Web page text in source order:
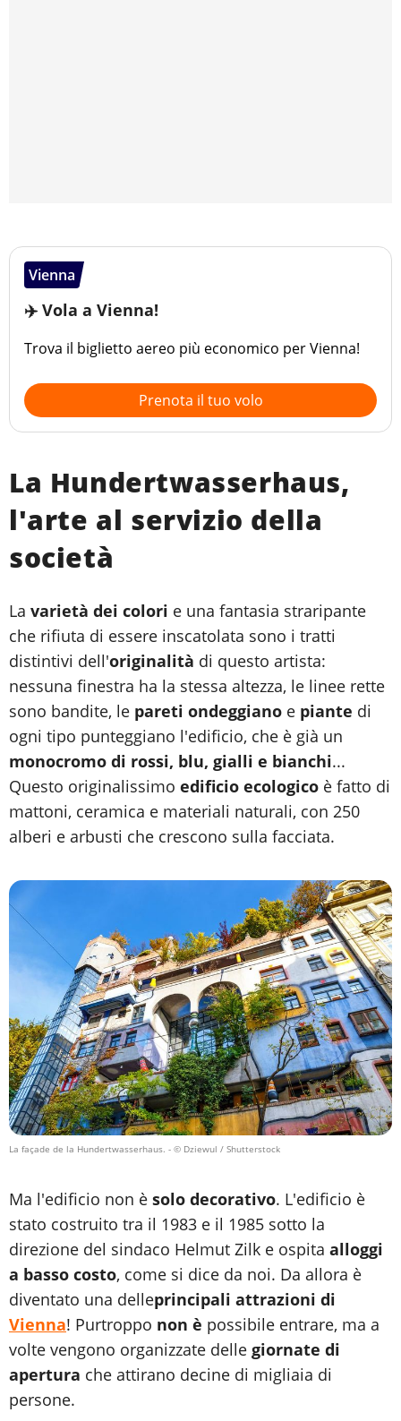
Vienna
✈️ Vola a Vienna!
Trova il biglietto aereo più economico per Vienna!
Prenota il tuo volo
La Hundertwasserhaus,
l'arte al servizio della
società
La varietà dei colori e una fantasia straripante
che rifiuta di essere inscatolata sono i tratti
distintivi dell'originalità di questo artista:
nessuna finestra ha la stessa altezza, le linee rette
sono bandite, le pareti ondeggiano e piante di
ogni tipo punteggiano l'edificio, che è già un
monocromo di rossi, blu, gialli e bianchi...
Questo originalissimo edificio ecologico è fatto di
mattoni, ceramica e materiali naturali, con 250
alberi e arbusti che crescono sulla facciata.
La façade de la Hundertwasserhaus. - © Dziewul / Shutterstock
Ma l'edificio non è solo decorativo. L'edificio è
stato costruito tra il 1983 e il 1985 sotto la
direzione del sindaco Helmut Zilk e ospita alloggi
a basso costo, come si dice da noi. Da allora è
diventato una delleprincipali attrazioni di
Vienna! Purtroppo non è possibile entrare, ma a
volte vengono organizzate delle giornate di
apertura che attirano decine di migliaia di
persone.